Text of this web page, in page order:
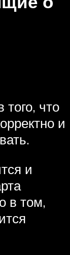
того, что
и
и
в том,